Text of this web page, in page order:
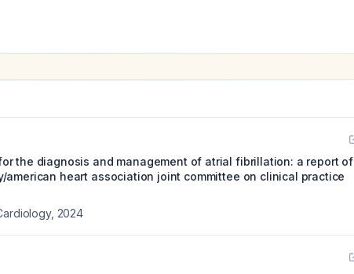
the diagnosis and management of atrial fibrillation: a report of
heart association joint committee on clinical practice
, 2024